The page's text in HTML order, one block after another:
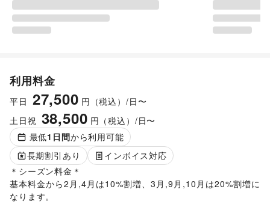
利用料金
平日 27,500 円（税込）/日〜
土日祝 38,500 円（税込）/日〜
最低1 日間から利用可能
長期割引あり
インボイス対応
＊シーズン料金＊
基本料金から2月,4月は10%割増、3月,9月,10月は20%割増に
なります。